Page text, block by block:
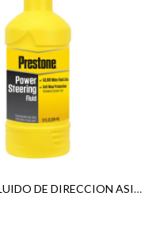
PRESTONE FLUIDO DE DIRECCION ASISTIDA 12 OZ